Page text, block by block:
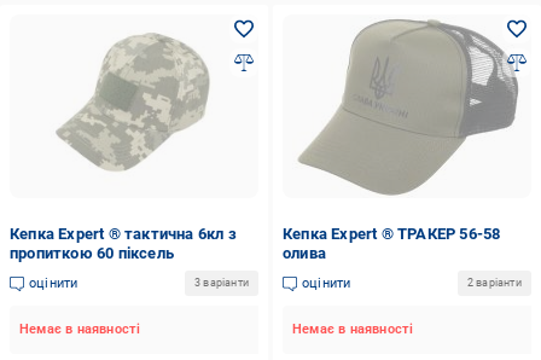
Кепка Expert ® тактична 6кл з
пропиткою 60 піксель
оцінити 3 варіанти
Немає в наявності
Кепка Expert ® ТРАКЕР 56-58
олива
оцінити 2 варіанти
Немає в наявності